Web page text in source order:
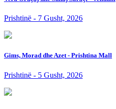
Prishtinë - 7 Gusht, 2026
Gims, Morad dhe Azet - Prishtina Mall
Prishtinë - 5 Gusht, 2026